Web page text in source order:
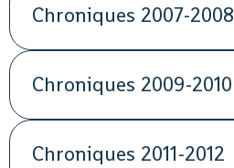
Chroniques 2007-2008
Chroniques 2009-2010
Chroniques 2011-2012